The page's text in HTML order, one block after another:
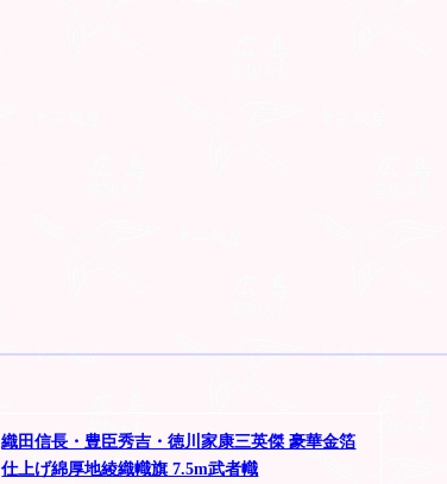
織田信長・豊臣秀吉・徳川家康三英傑 豪華金箔
仕上げ綿厚地綾織幟旗 7.5m武者幟